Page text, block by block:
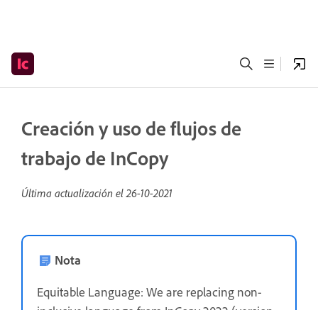
Creación y uso de flujos de
trabajo de InCopy
Última actualización el26-10-2021
Nota
Equitable Language: We are replacing non-